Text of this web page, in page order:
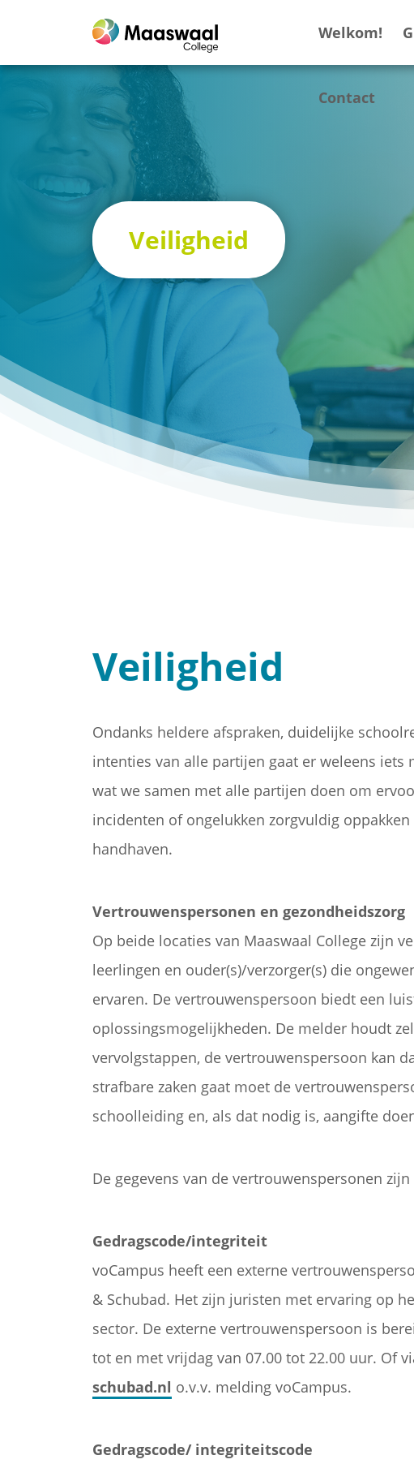
Welkom!
Contact
Veiligheid
Veiligheid
Ondanks heldere afspraken, duidelijke
intenties van alle partijen gaat er weleens
wat we samen met alle partijen doen om
incidenten of ongelukken zorgvuldig
handhaven.
Vertrouwenspersonen en gezondheidszorg
Op beide locaties van Maaswaal College zijn
leerlingen en ouder(s)/verzorger(s) die
ervaren. De vertrouwenspersoon biedt een
oplossingsmogelijkheden. De melder houdt
vervolgstappen, de vertrouwenspersoon kan
strafbare zaken gaat moet de
schoolleiding en, als dat nodig is, aangifte
De gegevens van de vertrouwenspersonen zijn
Gedragscode/integriteit
voCampus heeft een externe
& Schubad. Het zijn juristen met ervaring op
sector. De externe vertrouwenspersoon is
tot en met vrijdag van 07.00 tot 22.00 uur. Of
schubad.nl o.v.v. melding voCampus.
Gedragscode/ integriteitscode